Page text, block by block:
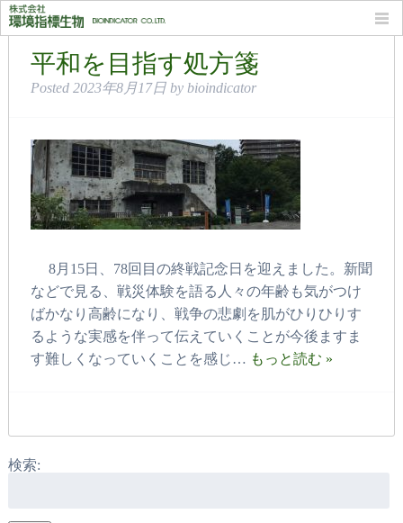
月別: 2023年8月
平和を目指す処方箋
Posted 2023年8月17日 by bioindicator
8月15日、78回目の終戦記念日を迎えました。新聞
などで見る、戦災体験を語る人々の年齢も気がつけ
ばかなり高齢になり、戦争の悲劇を肌がひりひりす
るような実感を伴って伝えていくことが今後ますま
す難しくなっていくことを感じ… もっと読む »
検索: